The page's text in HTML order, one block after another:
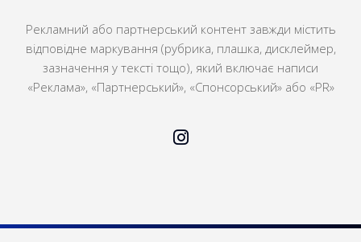
Рекламний або партнерський контент завжди містить
відповідне маркування (рубрика, плашка, дисклеймер,
зазначення у тексті тощо), який включає написи
«Реклама», «Партнерський», «Спонсорський» або «PR»